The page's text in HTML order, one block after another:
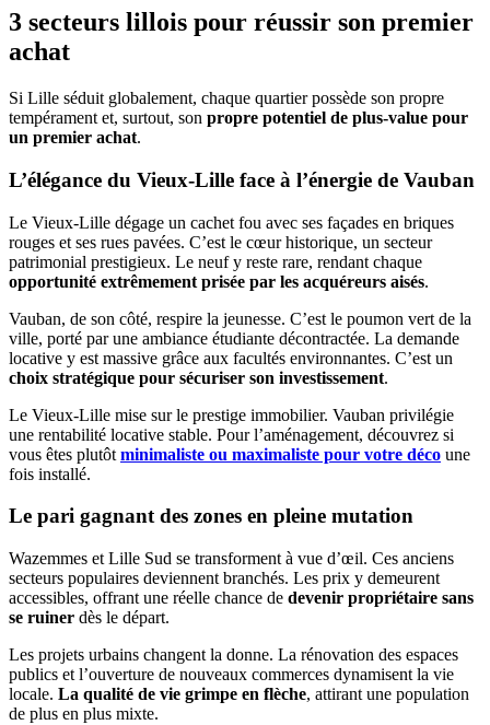
3 secteurs lillois pour réussir son premier
achat
Si Lille séduit globalement, chaque quartier possède son propre
tempérament et, surtout, son propre potentiel de plus-value pour
un premier achat.
L’élégance du Vieux-Lille face à l’énergie de Vauban
Le Vieux-Lille dégage un cachet fou avec ses façades en briques
rouges et ses rues pavées. C’est le cœur historique, un secteur
patrimonial prestigieux. Le neuf y reste rare, rendant chaque
opportunité extrêmement prisée par les acquéreurs aisés.
Vauban, de son côté, respire la jeunesse. C’est le poumon vert de la
ville, porté par une ambiance étudiante décontractée. La demande
locative y est massive grâce aux facultés environnantes. C’est un
choix stratégique pour sécuriser son investissement.
Le Vieux-Lille mise sur le prestige immobilier. Vauban privilégie
une rentabilité locative stable. Pour l’aménagement, découvrez si
vous êtes plutôt minimaliste ou maximaliste pour votre déco une
fois installé.
Le pari gagnant des zones en pleine mutation
Wazemmes et Lille Sud se transforment à vue d’œil. Ces anciens
secteurs populaires deviennent branchés. Les prix y demeurent
accessibles, offrant une réelle chance de devenir propriétaire sans
se ruiner dès le départ.
Les projets urbains changent la donne. La rénovation des espaces
publics et l’ouverture de nouveaux commerces dynamisent la vie
locale. La qualité de vie grimpe en flèche, attirant une population
de plus en plus mixte.